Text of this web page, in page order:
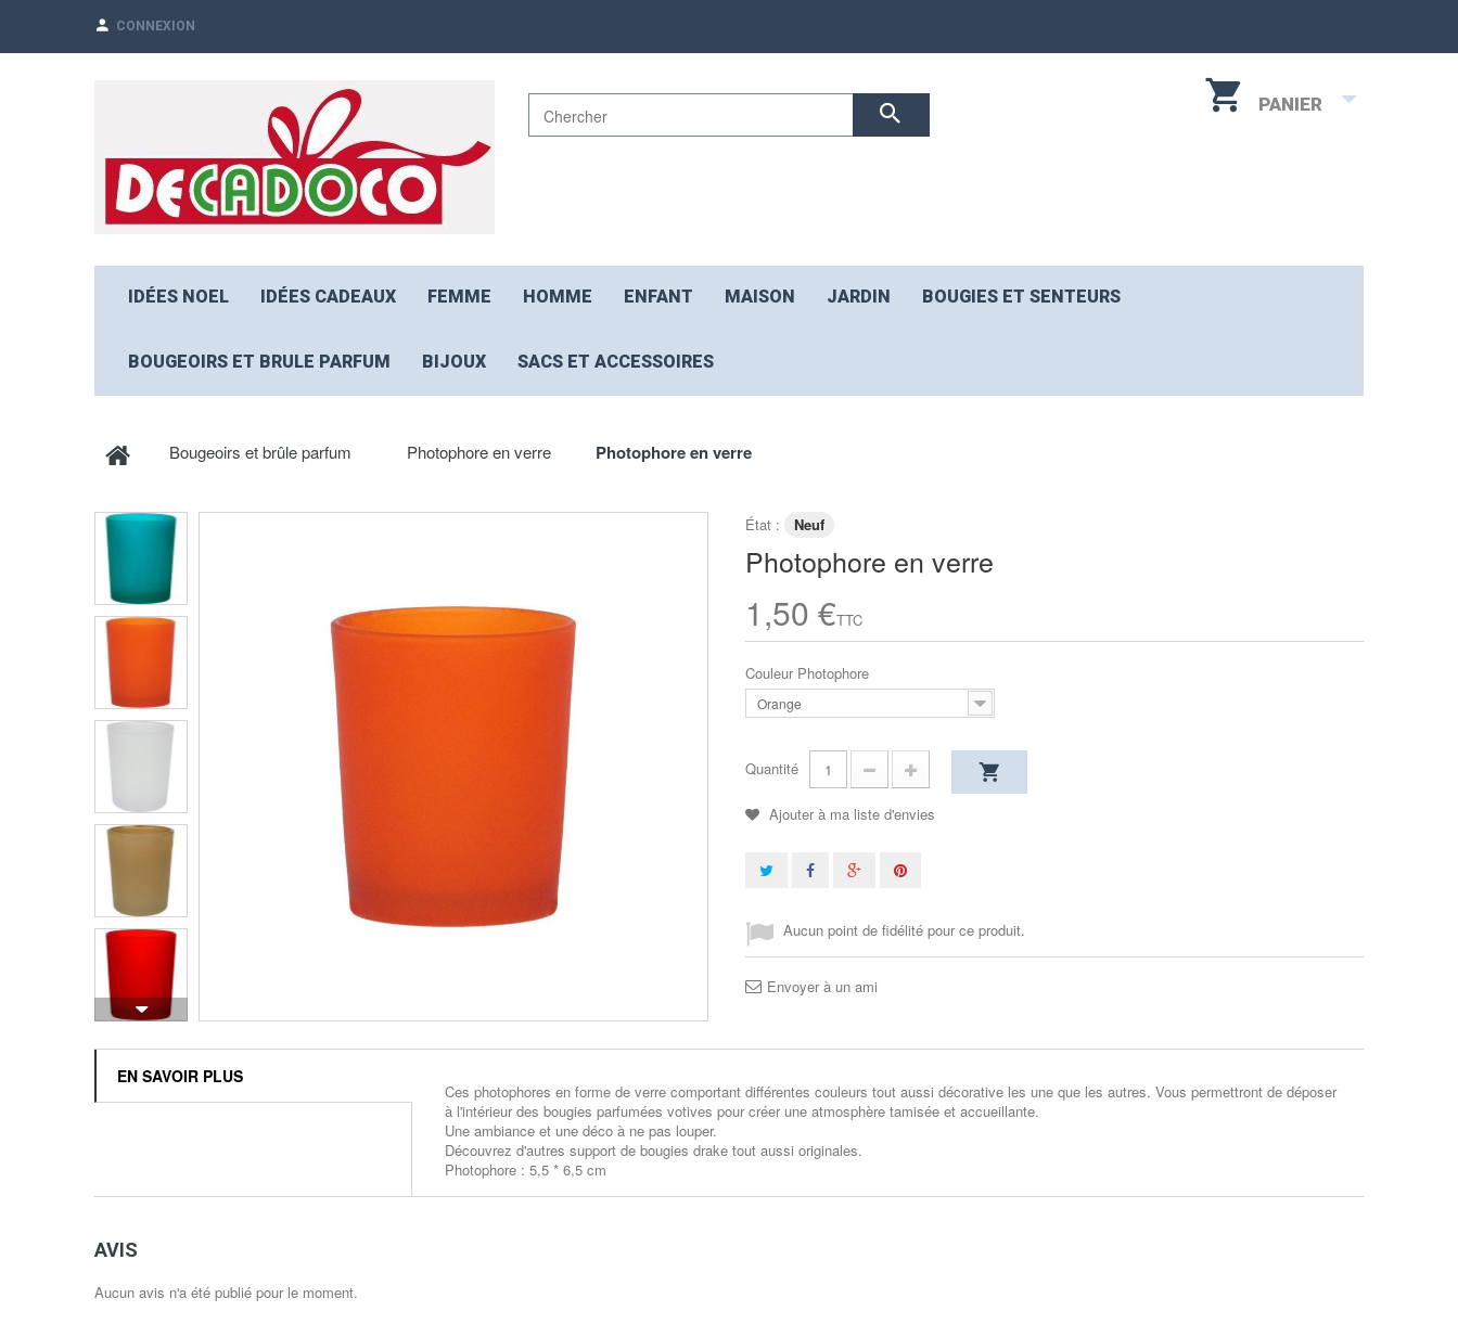
CONNEXION
PANIER
IDÉES NOEL IDÉES CADEAUX FEMME HOMME ENFANT MAISON JARDIN BOUGIES ET SENTEURS
BOUGEOIRS ET BRULE PARFUM BIJOUX SACS ET ACCESSOIRES
Bougeoirs et brûle parfum Photophore en verre Photophore en verre
État : Neuf
Photophore en verre
1,50 €TTC
Couleur Photophore
Orange
Quantité
Ajouter à ma liste d'envies
Aucun point de fidélité pour ce produit.
Envoyer à un ami
EN SAVOIR PLUS
Ces photophores en forme de verre comportant différentes couleurs tout aussi décorative les une que les autres. Vous permettront de déposer
à l'intérieur des bougies parfumées votives pour créer une atmosphère tamisée et accueillante.
Une ambiance et une déco à ne pas louper.
Découvrez d'autres support de bougies drake tout aussi originales.
Photophore : 5,5 * 6,5 cm
AVIS
Aucun avis n'a été publié pour le moment.